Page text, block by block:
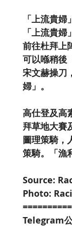
「上流貴
「上流貴
前往杜拜上
可以喺稍後
宋文赫操刀
婦」。
高仕登及高
拜草地大賽
圖理策騎，
策騎。「漁
Source:
Photo:
Telegram公